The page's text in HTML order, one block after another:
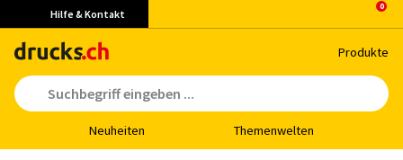
Hilfe & Kontakt
Pro­duk­te
Neu­hei­ten The­men­wel­ten